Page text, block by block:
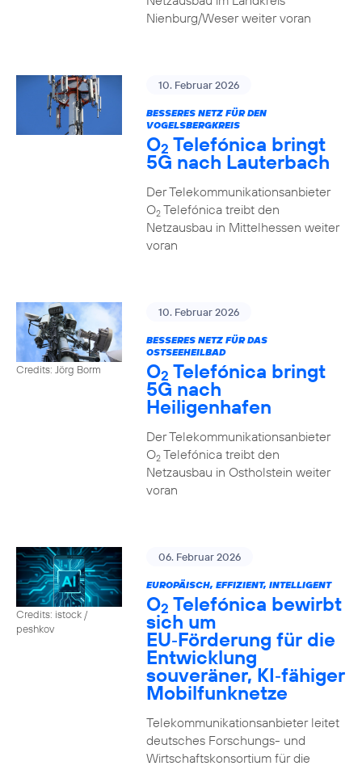
Nienburg/Weser weiter voran
10. Februar 2026
BESSERES NETZ FÜR DEN
VOGELSBERGKREIS
O2 Telefónica bringt
5G nach Lauterbach
Der Telekommunikationsanbieter
O2Telefónica treibt den
Netzausbau in Mittelhessen weiter
voran
Credits: Jörg Borm
10. Februar 2026
BESSERES NETZ FÜR DAS
OSTSEEHEILBAD
O2 Telefónica bringt
5G nach
Heiligenhafen
Der Telekommunikationsanbieter
O2Telefónica treibt den
Netzausbau in Ostholstein weiter
voran
Credits: istock /
peshkov
06. Februar 2026
EUROPÄISCH, EFFIZIENT, INTELLIGENT
O2 Telefónica bewirbt
sich um
EU‑Förderung für die
Entwicklung
souveräner, KI‑fähiger
Mobilfunknetze
Telekommunikationsanbieter leitet
deutsches Forschungs- und
Wirtschaftskonsortium für die